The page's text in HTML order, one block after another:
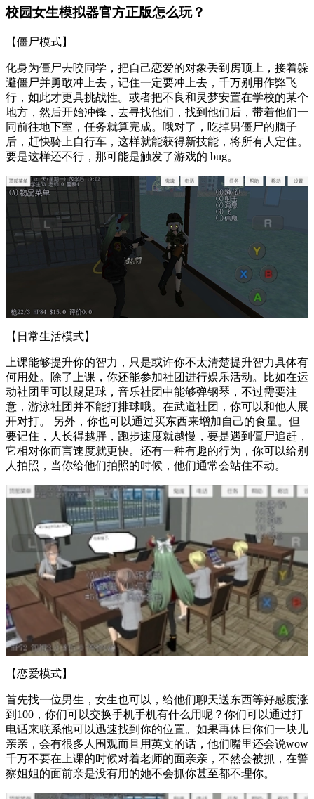
校园女生模拟器官方正版怎么玩？
【僵尸模式】
化身为僵尸去咬同学，把自己恋爱的对象丢到房顶上，接着躲
避僵尸并勇敢冲上去，记住一定要冲上去，千万别用作弊飞
行，如此才更具挑战性。或者把不良和灵梦安置在学校的某个
地方，然后开始冲锋，去寻找他们，找到他们后，带着他们一
同前往地下室，任务就算完成。哦对了，吃掉男僵尸的脑子
后，赶快骑上自行车，这样就能获得新技能，将所有人定住。
要是这样还不行，那可能是触发了游戏的 bug。
【日常生活模式】
上课能够提升你的智力，只是或许你不太清楚提升智力具体有
何用处。除了上课，你还能参加社团进行娱乐活动。比如在运
动社团里可以踢足球，音乐社团中能够弹钢琴，不过需要注
意，游泳社团并不能打排球哦。在武道社团，你可以和他人展
开对打。 另外，你也可以通过买东西来增加自己的食量。但
要记住，人长得越胖，跑步速度就越慢，要是遇到僵尸追赶，
它相对你而言速度就更快。还有一种有趣的行为，你可以给别
人拍照，当你给他们拍照的时候，他们通常会站住不动。
【恋爱模式】
首先找一位男生，女生也可以，给他们聊天送东西等好感度涨
到100，你们可以交换手机手机有什么用呢？你们可以通过打
电话来联系他可以迅速找到你的位置。如果再休日你们一块儿
亲亲，会有很多人围观而且用英文的话，他们嘴里还会说wow
千万不要在上课的时候对着老师的面亲亲，不然会被抓，在警
察姐姐的面前亲是没有用的她不会抓你甚至都不理你。